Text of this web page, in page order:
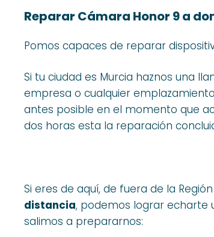
Reparar Cámara Honor 9 a
Pomos capaces de reparar
Si tu ciudad es Murcia haznos una
empresa o cualquier
antes posible en el momento que
dos horas esta la reparación
Si eres de aquí, de fuera de la
distancia, podemos lograr echarte
salimos a prepararnos: